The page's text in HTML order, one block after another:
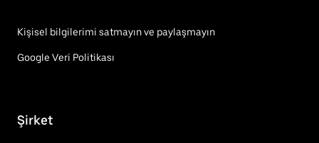
Kişisel bilgilerimi satmayın ve paylaşmayın
Google Veri Politikası
Şirket